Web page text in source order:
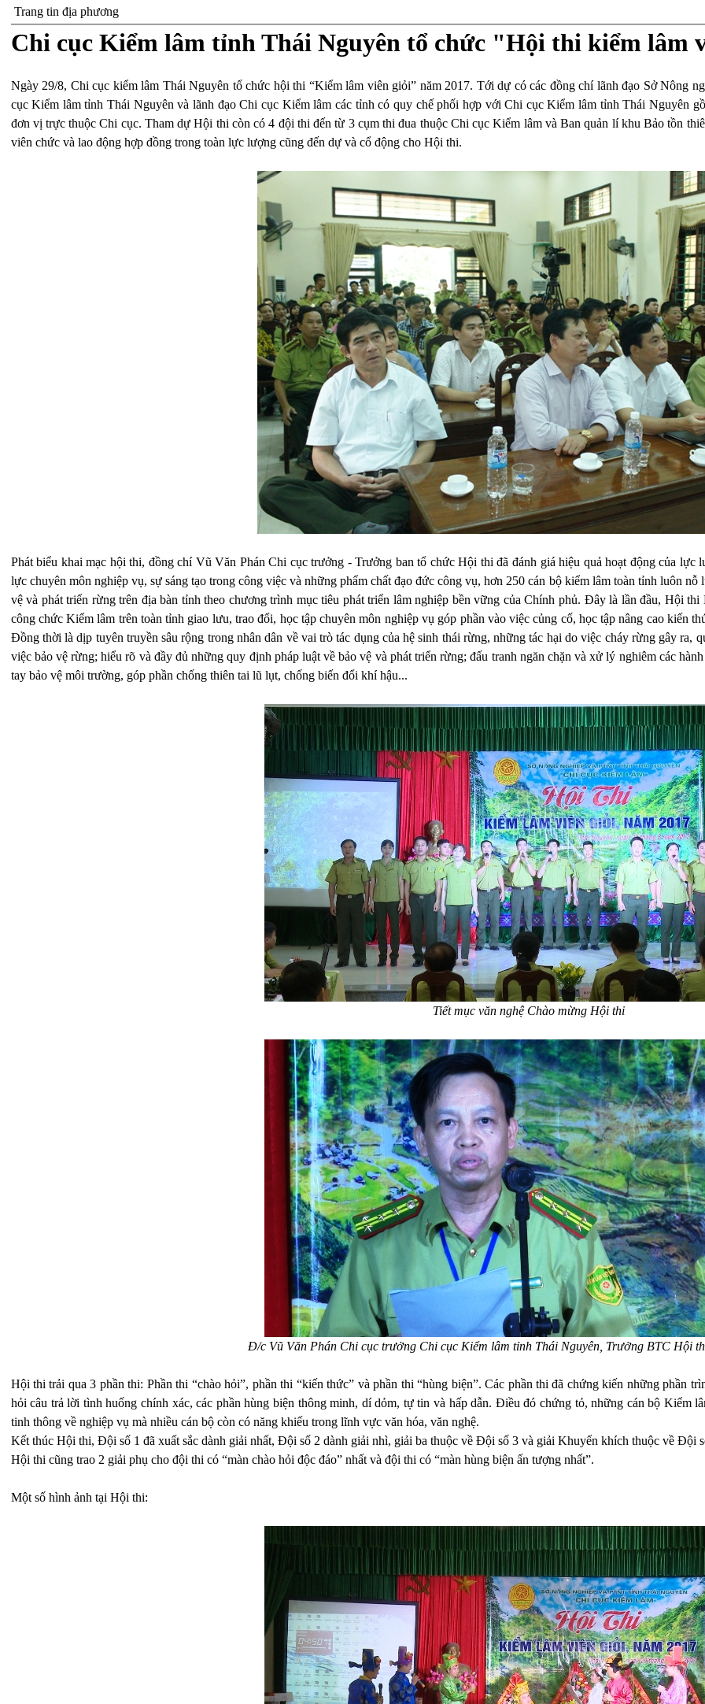
Trang tin địa phương
Chi cục Kiểm lâm tỉnh Thái Nguyên tổ chức "Hội thi kiểm lâm
Ngày 29/8, Chi cục kiểm lâm Thái Nguyên tổ chức hội thi “Kiểm lâm viên giỏi” năm 2017. Tới dự có các đồng chí lãnh đạo Sở Nông
cục Kiểm lâm tỉnh Thái Nguyên và lãnh đạo Chi cục Kiểm lâm các tỉnh có quy chế phối hợp với Chi cục Kiểm lâm tỉnh Thái Nguyên
đơn vị trực thuộc Chi cục. Tham dự Hội thi còn có 4 đội thi đến từ 3 cụm thi đua thuộc Chi cục Kiểm lâm và Ban quản lí khu Bảo tồn
viên chức và lao động hợp đồng trong toàn lực lượng cũng đến dự và cổ động cho Hội thi.
Phát biểu khai mạc hội thi, đồng chí Vũ Văn Phán Chi cục trưởng - Trưởng ban tổ chức Hội thi đã đánh giá hiệu quả hoạt động của
lực chuyên môn nghiệp vụ, sự sáng tạo trong công việc và những phẩm chất đạo đức công vụ, hơn 250 cán bộ kiểm lâm toàn tỉnh luôn
vệ và phát triển rừng trên địa bàn tỉnh theo chương trình mục tiêu phát triển lâm nghiệp bền vững của Chính phủ. Đây là lần đầu, Hội
công chức Kiểm lâm trên toàn tỉnh giao lưu, trao đổi, học tập chuyên môn nghiệp vụ góp phần vào việc củng cố, học tập nâng cao kiến
Đồng thời là dịp tuyên truyền sâu rộng trong nhân dân về vai trò tác dụng của hệ sinh thái rừng, những tác hại do việc cháy rừng gây ra,
việc bảo vệ rừng; hiểu rõ và đầy đủ những quy định pháp luật về bảo vệ và phát triển rừng; đấu tranh ngăn chặn và xử lý nghiêm các
tay bảo vệ môi trường, góp phần chống thiên tai lũ lụt, chống biến đổi khí hậu...
Tiết mục văn nghệ Chào mừng Hội thi
Đ/c Vũ Văn Phán Chi cục trưởng Chi cục Kiểm lâm tỉnh Thái Nguyên, Trưởng BTC Hội
Hội thi trải qua 3 phần thi: Phần thi “chào hỏi”, phần thi “kiến thức” và phần thi “hùng biện”. Các phần thi đã chứng kiến những phần
hỏi câu trả lời tình huống chính xác, các phần hùng biện thông minh, dí dỏm, tự tin và hấp dẫn. Điều đó chứng tỏ, những cán bộ Kiểm
tinh thông về nghiệp vụ mà nhiều cán bộ còn có năng khiếu trong lĩnh vực văn hóa, văn nghệ.
Kết thúc Hội thi, Đội số 1 đã xuất sắc dành giải nhất, Đội số 2 dành giải nhì, giải ba thuộc về Đội số 3 và giải Khuyến khích thuộc về Đội
Hội thi cũng trao 2 giải phụ cho đội thi có “màn chào hỏi độc đáo” nhất và đội thi có “màn hùng biện ấn tượng nhất”.
Một số hình ảnh tại Hội thi: